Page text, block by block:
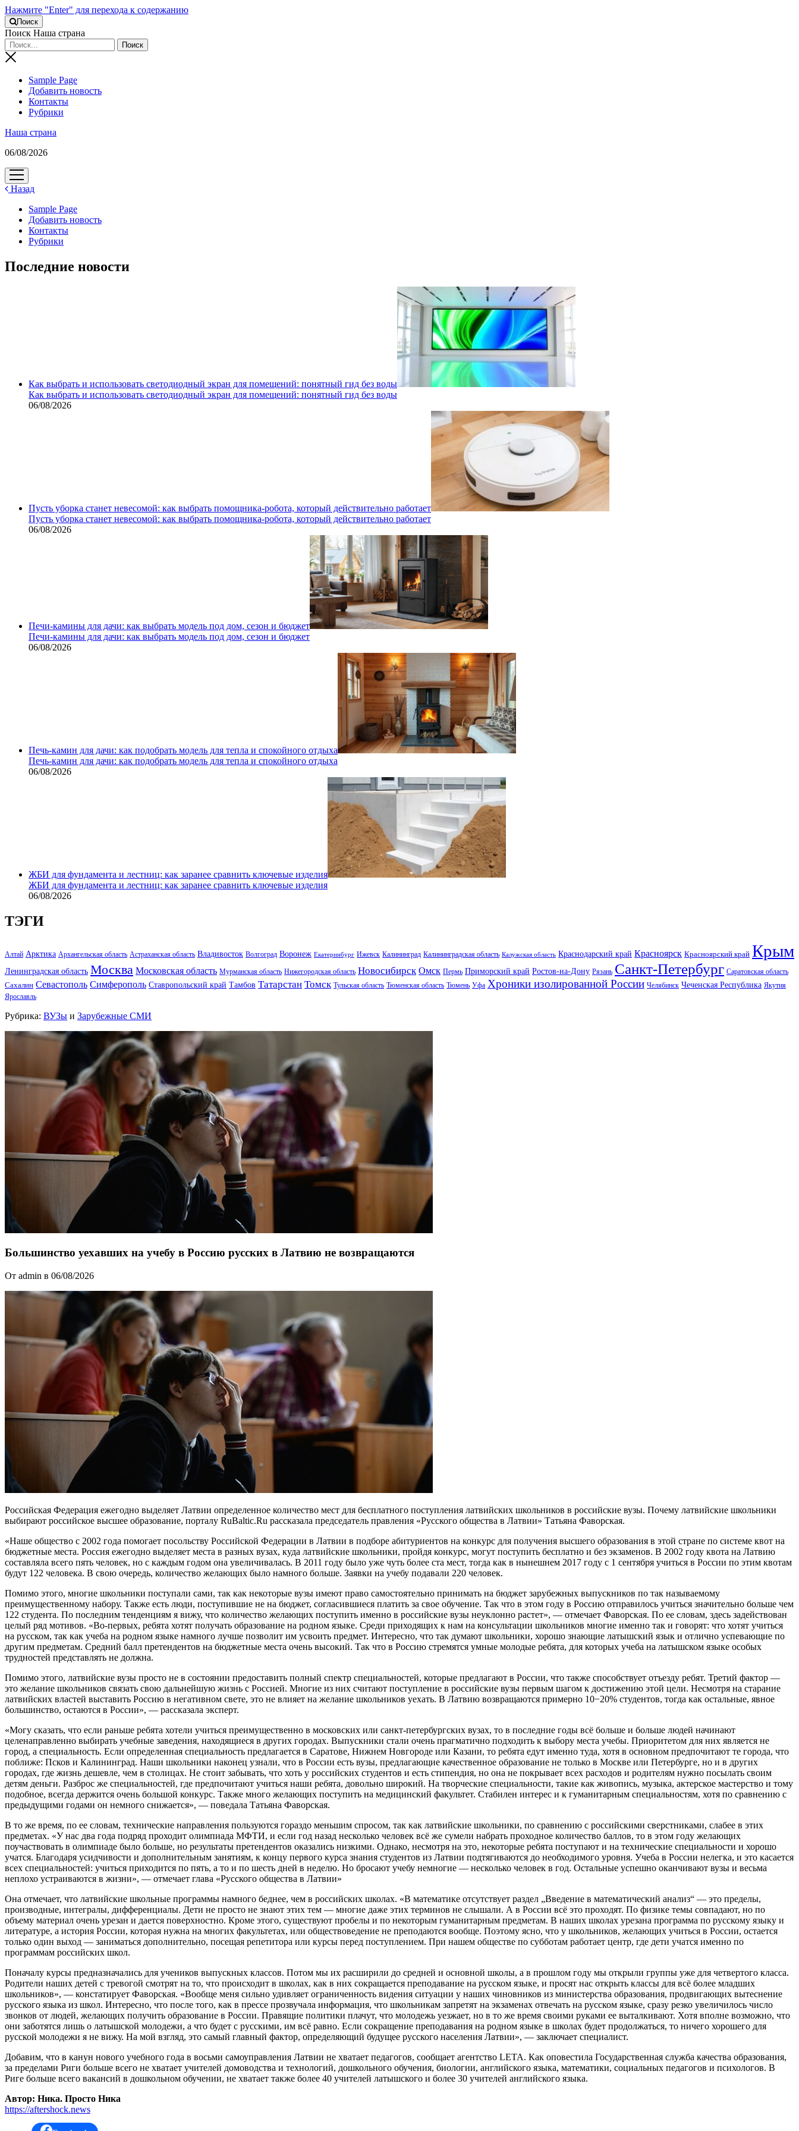
Нажмите "Enter" для перехода к содержанию
Поиск
Поиск Наша страна
Sample Page
Добавить новость
Контакты
Рубрики
Наша страна
06/08/2026
открыть
меню
Назад
Sample Page
Добавить новость
Контакты
Рубрики
Последние новости
Как выбрать и использовать светодиодный экран для помещений: понятный гид без воды
Как выбрать и использовать светодиодный экран для помещений: понятный гид без воды
06/08/2026
Пусть уборка станет невесомой: как выбрать помощника‑робота, который действительно работает
Пусть уборка станет невесомой: как выбрать помощника‑робота, который действительно работает
06/08/2026
Печи-камины для дачи: как выбрать модель под дом, сезон и бюджет
Печи-камины для дачи: как выбрать модель под дом, сезон и бюджет
06/08/2026
Печь-камин для дачи: как подобрать модель для тепла и спокойного отдыха
Печь-камин для дачи: как подобрать модель для тепла и спокойного отдыха
06/08/2026
ЖБИ для фундамента и лестниц: как заранее сравнить ключевые изделия
ЖБИ для фундамента и лестниц: как заранее сравнить ключевые изделия
06/08/2026
ТЭГИ
Алтай Арктика Архангельская область Астраханская область Владивосток Волгоград Воронеж Екатеринбург Ижевск Калининград Калининградская область Калужская область Краснодарский край Красноярск Красноярский край Крым
Ленинградская область Москва Московская область Мурманская область Нижегородская область Новосибирск Омск Пермь Приморский край Ростов-на-Дону Рязань Санкт-Петербург Саратовская область
Сахалин Севастополь Симферополь Ставропольский край Тамбов Татарстан Томск Тульская область Тюменская область Тюмень Уфа Хроники изолированной России Челябинск Чеченская Республика Якутия
Ярославль
Рубрика: ВУЗы и Зарубежные СМИ
Большинство уехавших на учебу в Россию русских в Латвию не возвращаются
От admin в 06/08/2026
Российская Федерация ежегодно выделяет Латвии определенное количество мест для бесплатного поступления латвийских школьников в российские вузы. Почему латвийские школьники
выбирают российское высшее образование, порталу RuBaltic.Ru рассказала председатель правления «Русского общества в Латвии» Татьяна Фаворская.
«Наше общество с 2002 года помогает посольству Российской Федерации в Латвии в подборе абитуриентов на конкурс для получения высшего образования в этой стране по системе квот на
бюджетные места. Россия ежегодно выделяет места в разных вузах, куда латвийские школьники, пройдя конкурс, могут поступить бесплатно и без экзаменов. В 2002 году квота на Латвию
составляла всего пять человек, но с каждым годом она увеличивалась. В 2011 году было уже чуть более ста мест, тогда как в нынешнем 2017 году с 1 сентября учиться в России по этим квотам
будут 122 человека. В свою очередь, количество желающих было намного больше. Заявки на учебу подавали 220 человек.
Помимо этого, многие школьники поступали сами, так как некоторые вузы имеют право самостоятельно принимать на бюджет зарубежных выпускников по так называемому
преимущественному набору. Также есть люди, поступившие не на бюджет, согласившиеся платить за свое обучение. Так что в этом году в Россию отправилось учиться значительно больше чем
122 студента. По последним тенденциям я вижу, что количество желающих поступить именно в российские вузы неуклонно растет», — отмечает Фаворская. По ее словам, здесь задействован
целый ряд мотивов. «Во-первых, ребята хотят получать образование на родном языке. Среди приходящих к нам на консультации школьников многие именно так и говорят: что хотят учиться
на русском, так как учеба на родном языке намного лучше позволит им усвоить предмет. Интересно, что так думают школьники, хорошо знающие латышский язык и отлично успевающие по
другим предметам. Средний балл претендентов на бюджетные места очень высокий. Так что в Россию стремятся умные молодые ребята, для которых учеба на латышском языке особых
трудностей представлять не должна.
Помимо этого, латвийские вузы просто не в состоянии предоставить полный спектр специальностей, которые предлагают в России, что также способствует отъезду ребят. Третий фактор —
это желание школьников связать свою дальнейшую жизнь с Россией. Многие из них считают поступление в российские вузы первым шагом к достижению этой цели. Несмотря на старание
латвийских властей выставить Россию в негативном свете, это не влияет на желание школьников уехать. В Латвию возвращаются примерно 10−20% студентов, тогда как остальные, явное
большинство, остаются в России», — рассказала эксперт.
«Могу сказать, что если раньше ребята хотели учиться преимущественно в московских или санкт-петербургских вузах, то в последние годы всё больше и больше людей начинают
целенаправленно выбирать учебные заведения, находящиеся в других городах. Выпускники стали очень прагматично подходить к выбору места учебы. Приоритетом для них является не
город, а специальность. Если определенная специальность предлагается в Саратове, Нижнем Новгороде или Казани, то ребята едут именно туда, хотя в основном предпочитают те города, что
поближе: Псков и Калининград. Наши школьники наконец узнали, что в России есть вузы, предлагающие качественное образование не только в Москве или Петербурге, но и в других
городах, где жизнь дешевле, чем в столицах. Не стоит забывать, что хоть у российских студентов и есть стипендия, но она не покрывает всех расходов и родителям нужно посылать своим
детям деньги. Разброс же специальностей, где предпочитают учиться наши ребята, довольно широкий. На творческие специальности, такие как живопись, музыка, актерское мастерство и тому
подобное, всегда держится очень большой конкурс. Также много желающих поступить на медицинский факультет. Стабилен интерес и к гуманитарным специальностям, хотя по сравнению с
предыдущими годами он немного снижается», — поведала Татьяна Фаворская.
В то же время, по ее словам, технические направления пользуются гораздо меньшим спросом, так как латвийские школьники, по сравнению с российскими сверстниками, слабее в этих
предметах. «У нас два года подряд проходит олимпиада МФТИ, и если год назад несколько человек всё же сумели набрать проходное количество баллов, то в этом году желающих
поучаствовать в олимпиаде было больше, но результаты претендентов оказались низкими. Однако, несмотря на это, некоторые ребята поступают и на технические специальности и хорошо
учатся. Благодаря усидчивости и дополнительным занятиям, к концу первого курса знания студентов из Латвии подтягиваются до необходимого уровня. Учеба в России нелегка, и это касается
всех специальностей: учиться приходится по пять, а то и по шесть дней в неделю. Но бросают учебу немногие — несколько человек в год. Остальные успешно оканчивают вузы и весьма
неплохо устраиваются в жизни», — отмечает глава «Русского общества в Латвии»
Она отмечает, что латвийские школьные программы намного беднее, чем в российских школах. «В математике отсутствует раздел „Введение в математический анализ“ — это пределы,
производные, интегралы, дифференциалы. Дети не просто не знают этих тем — многие даже этих терминов не слышали. А в России всё это проходят. По физике темы совпадают, но по
объему материал очень урезан и дается поверхностно. Кроме этого, существуют пробелы и по некоторым гуманитарным предметам. В наших школах урезана программа по русскому языку и
литературе, а история России, которая нужна на многих факультетах, или обществоведение не преподаются вообще. Поэтому ясно, что у школьников, желающих учиться в России, остается
только один выход — заниматься дополнительно, посещая репетитора или курсы перед поступлением. При нашем обществе по субботам работает центр, где дети учатся именно по
программам российских школ.
Поначалу курсы предназначались для учеников выпускных классов. Потом мы их расширили до средней и основной школы, а в прошлом году мы открыли группы уже для четвертого класса.
Родители наших детей с тревогой смотрят на то, что происходит в школах, как в них сокращается преподавание на русском языке, и просят нас открыть классы для всё более младших
школьников», — констатирует Фаворская. «Вообще меня сильно удивляет ограниченность видения ситуации у наших чиновников из министерства образования, продвигающих вытеснение
русского языка из школ. Интересно, что после того, как в прессе прозвучала информация, что школьникам запретят на экзаменах отвечать на русском языке, сразу резко увеличилось число
звонков от людей, желающих получить образование в России. Правящие политики плачут, что молодежь уезжает, но в то же время своими руками ее выталкивают. Хотя вполне возможно, что
они заботятся лишь о латышской молодежи, а что будет с русскими, им всё равно. Если сокращение преподавания на родном языке в школах будет продолжаться, то ничего хорошего для
русской молодежи я не вижу. На мой взгляд, это самый главный фактор, определяющий будущее русского населения Латвии», — заключает специалист.
Добавим, что в канун нового учебного года в восьми самоуправления Латвии не хватает педагогов, сообщает агентство LETA. Как оповестила Государственная служба качества образования,
за пределами Риги больше всего не хватает учителей домоводства и технологий, дошкольного обучения, биологии, английского языка, математики, социальных педагогов и психологов. В
Риге больше всего вакансий в дошкольном обучении, не хватает также более 40 учителей латышского и более 30 учителей английского языка.
Автор: Ника. Просто Ника
https://aftershock.news